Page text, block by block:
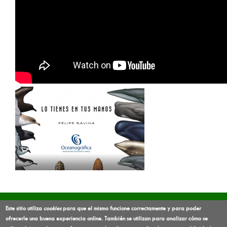
Legal notice Privacy Policy
Accesibility
Sitemap
Este sitio utiliza cookiespara que el mismo funcione correctamente y para poder
ofrecerle una buena experiencia online. También se utilizan para analizar cómo se